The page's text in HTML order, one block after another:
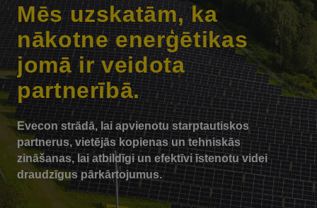
Mēs uzskatām, ka
nākotne enerģētikas
jomā ir veidota
partnerībā.
Evecon strādā, lai apvienotu starptautiskos
partnerus, vietējās kopienas un tehniskās
zināšanas, lai atbildīgi un efektīvi īstenotu videi
draudzīgus pārkārtojumus.